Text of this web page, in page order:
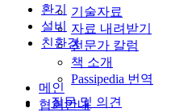
기술자료
자료 내려받기
전문가 칼럼
책 소개
Passipedia 번역
질문 및 의견
환기
설비
친환경
메인
협회안내